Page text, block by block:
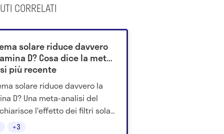
CORRELATI
+3
solare riduce davvero
D? Cosa dice la meta-
più recente
solare riduce davvero la
D? Una meta-analisi del
l'effetto dei filtri solari
cambia nella pratica.